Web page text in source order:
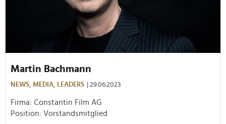
Martin Bachmann
NEWS, MEDIA, LEADERS | 29.06.2023
Firma: Constantin Film AG
Position: Vorstandsmitglied